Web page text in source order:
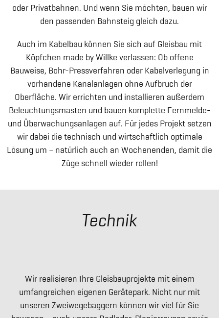
oder Privatbahnen. Und wenn Sie möchten, bauen wir
den passenden Bahnsteig gleich dazu.
Auch im Kabelbau können Sie sich auf Gleisbau mit
Köpfchen made by Willke verlassen: Ob offene
Bauweise, Bohr-Pressverfahren oder Kabelverlegung in
vorhandene Kanalanlagen ohne Aufbruch der
Oberfläche. Wir errichten und installieren außerdem
Beleuchtungsmasten und bauen komplette Fernmelde-
und Überwachungsanlagen auf. Für jedes Projekt setzen
wir dabei die technisch und wirtschaftlich optimale
Lösung um – natürlich auch an Wochenenden, damit die
Züge schnell wieder rollen!
Technik
Wir realisieren Ihre Gleisbauprojekte mit einem
umfangreichen eigenen Gerätepark. Nicht nur mit
unseren Zweiwegebaggern können wir viel für Sie